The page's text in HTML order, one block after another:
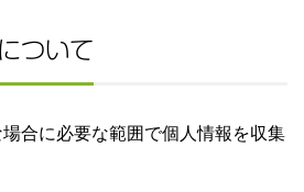
ついて
合に必要な範囲で個人情報を収集